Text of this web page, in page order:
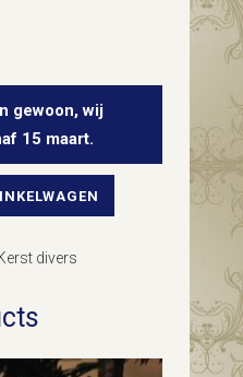
gewoon, wij
15 maart.
divers